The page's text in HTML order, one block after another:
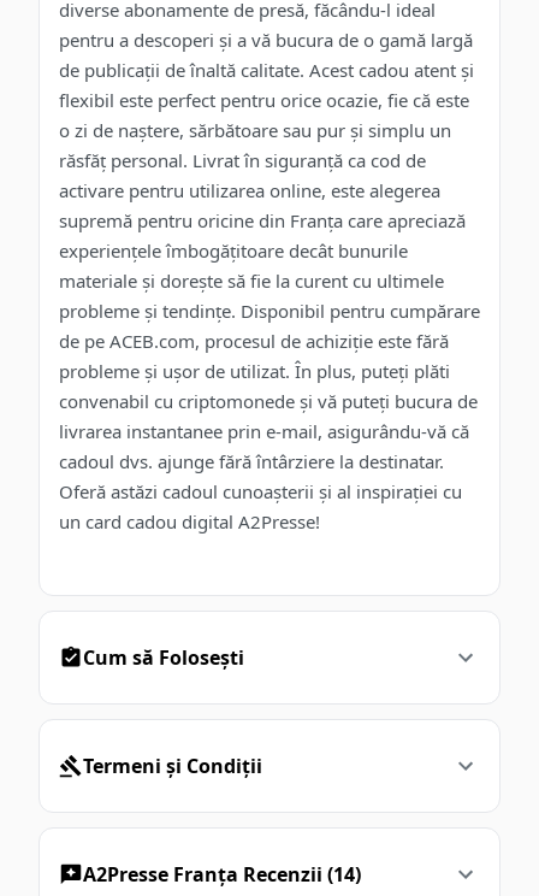
diverse abonamente de presă, făcându-l ideal
pentru a descoperi și a vă bucura de o gamă largă
de publicații de înaltă calitate. Acest cadou atent și
flexibil este perfect pentru orice ocazie, fie că este
o zi de naștere, sărbătoare sau pur și simplu un
răsfăț personal. Livrat în siguranță ca cod de
activare pentru utilizarea online, este alegerea
supremă pentru oricine din Franța care apreciază
experiențele îmbogățitoare decât bunurile
materiale și dorește să fie la curent cu ultimele
probleme și tendințe. Disponibil pentru cumpărare
de pe ACEB.com, procesul de achiziție este fără
probleme și ușor de utilizat. În plus, puteți plăti
convenabil cu criptomonede și vă puteți bucura de
livrarea instantanee prin e-mail, asigurându-vă că
cadoul dvs. ajunge fără întârziere la destinatar.
Oferă astăzi cadoul cunoașterii și al inspirației cu
un card cadou digital A2Presse!
Cum să Folosești
Termeni și Condiții
A2Presse Franța Recenzii (14)